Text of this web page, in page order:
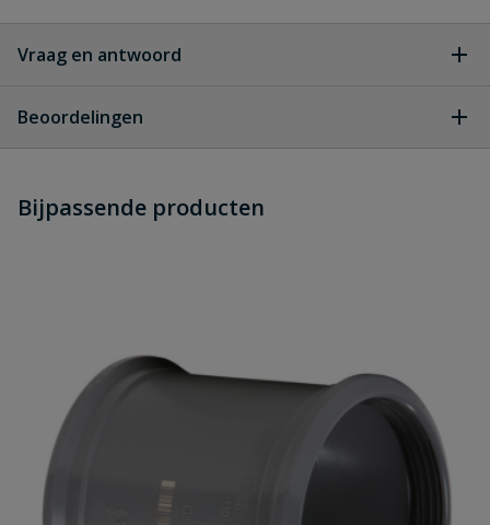
Vraag en antwoord
dit product?
Beoordelingen
Schrijf zelf een beoordeling
Naam
Bijpassende producten